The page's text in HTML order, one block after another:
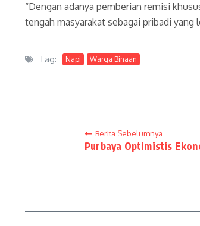
“Dengan adanya pemberian remisi
tengah masyarakat sebagai pribadi yang
Tag: Napi Warga Binaan
Berita Sebelumnya
Purbaya Optimistis